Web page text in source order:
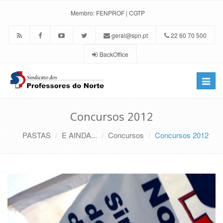
Membro: FENPROF | CGTP
geral@spn.pt 22 60 70 500
BackOffice
Toggle
Concursos 2012
PASTAS E AINDA... Concursos Concursos 2012